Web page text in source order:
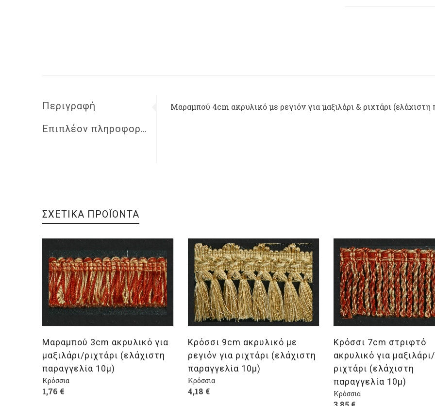
Περιγραφή
Επιπλέον πληροφορίες
Μαραμπού 4cm ακρυλικό με ρεγιόν για μαξιλάρι & ριχτάρι (ελάχιστη
ΣΧΕΤΙΚΑ ΠΡΟΪΟΝΤΑ
Επιλογή
Μαραμπού 3cm ακρυλικό για
μαξιλάρι/ριχτάρι (ελάχιστη
παραγγελία 10μ)
Κρόσσια
1,76 €
Επιλογή
Κρόσσι 9cm ακρυλικό με
ρεγιόν για ριχτάρι (ελάχιστη
παραγγελία 10μ)
Κρόσσια
4,18 €
Επιλογή
Κρόσσι 7cm στριφτό
ακρυλικό για μαξιλάρι/
ριχτάρι (ελάχιστη
παραγγελία 10μ)
Κρόσσια